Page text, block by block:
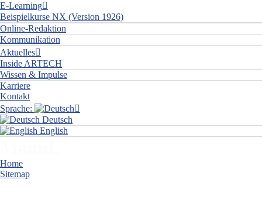
E-Learning
Beispielkurse NX (Version 1926)
Online-Redaktion
Kommunikation
Aktuelles
Inside ARTECH
Wissen & Impulse
Karriere
Kontakt
Sprache:
Deutsch
English
Home
Sitemap